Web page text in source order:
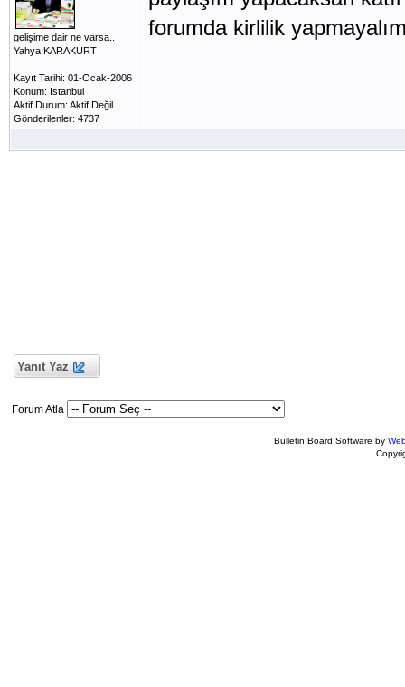
gelişime dair ne varsa..
Yahya KARAKURT
Kayıt Tarihi: 01-Ocak-2006
Konum: Istanbul
Aktif Durum: Aktif Değil
Gönderilenler: 4737
forumda kirlilik
Yanıt Yaz
Forum Atla
Bulletin Board Software by